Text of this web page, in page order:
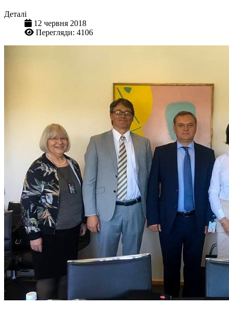
Деталі
12 червня 2018
Перегляди: 4106